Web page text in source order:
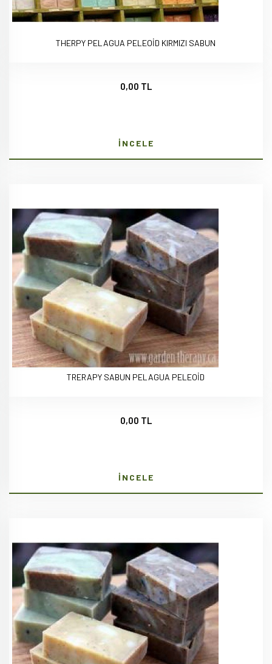
THERPY PELAGUA PELEOİD KIRMIZI SABUN
0,00 TL
İNCELE
TRERAPY SABUN PELAGUA PELEOİD
0,00 TL
İNCELE